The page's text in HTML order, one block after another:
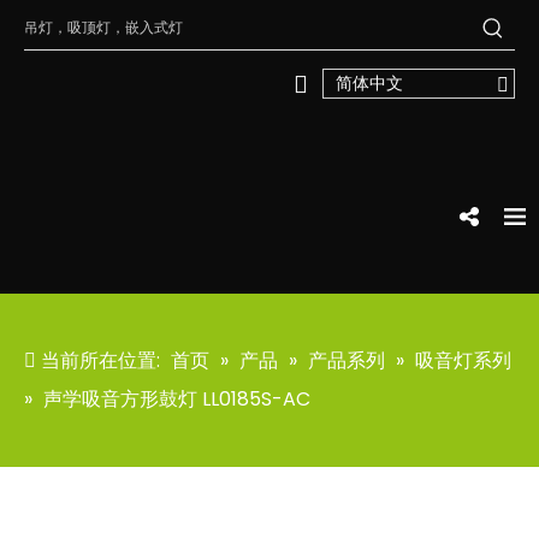
简体中文
当前所在位置: 首页 » 产品 » 产品系列 » 吸音灯系列
» 声学吸音方形鼓灯 LL0185S-AC